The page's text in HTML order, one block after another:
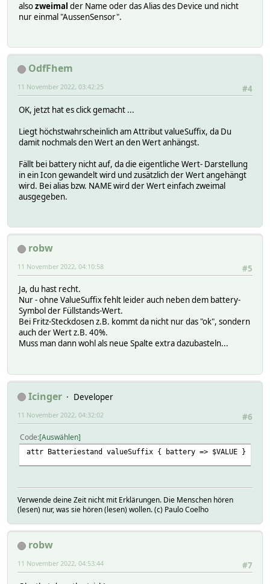
alsozweimal der Name oder das Alias des Device und nicht
nur einmal "AussenSensor".
OdfFhem
#4
11 November 2022, 03:42:25
OK, jetzt hat es click gemacht ...
Liegt höchstwahrscheinlich am Attribut valueSuffix, da Du
damit nochmals den Wert an den Wert anhängst.
Fällt bei battery nicht auf, da die eigentliche Wert- Darstellung
in ein Icon gewandelt wird und zusätzlich der Wert angehängt
wird. Bei alias bzw. NAME wird der Wert einfach zweimal
ausgegeben.
robw
#5
11 November 2022, 04:10:58
Ja, du hast recht.
Nur - ohne ValueSuffix fehlt leider auch neben dem battery-
Symbol der Füllstands-Wert.
Bei Fritz-Steckdosen z.B. kommt da nicht nur das "ok", sondern
auch der Wert z.B. 40%.
Muss man dann wohl als neue Spalte extra dazubasteln...
Icinger
Developer
#6
11 November 2022, 04:32:02
Code Auswählen
attr Batteriestand valueSuffix { battery => $VALUE }
Verwende deine Zeit nicht mit Erklärungen. Die Menschen hören
(lesen) nur, was sie hören (lesen) wollen. (c) Paulo Coelho
robw
#7
11 November 2022, 04:53:44